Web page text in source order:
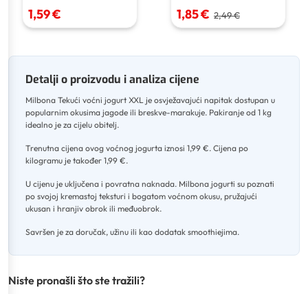
1,59 € 1,85 € 2,49 €
Detalji o proizvodu i analiza cijene
Milbona Tekući voćni jogurt XXL je osvježavajući napitak dostupan u
popularnim okusima jagode ili breskve-marakuje. Pakiranje od 1 kg
idealno je za cijelu obitelj.
Trenutna cijena ovog voćnog jogurta iznosi 1,99 €. Cijena po
kilogramu je također 1,99 €.
U cijenu je uključena i povratna naknada. Milbona jogurti su poznati
po svojoj kremastoj teksturi i bogatom voćnom okusu, pružajući
ukusan i hranjiv obrok ili međuobrok.
Savršen je za doručak, užinu ili kao dodatak smoothiejima.
Niste pronašli što ste tražili?